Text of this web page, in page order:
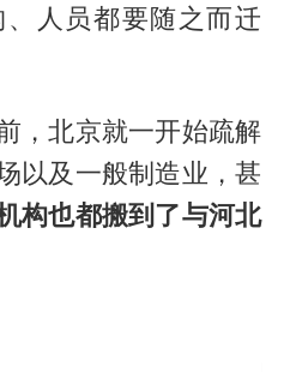
人员都要随之而迁
，北京就一开始疏解
以及一般制造业，甚
构也都搬到了与河北